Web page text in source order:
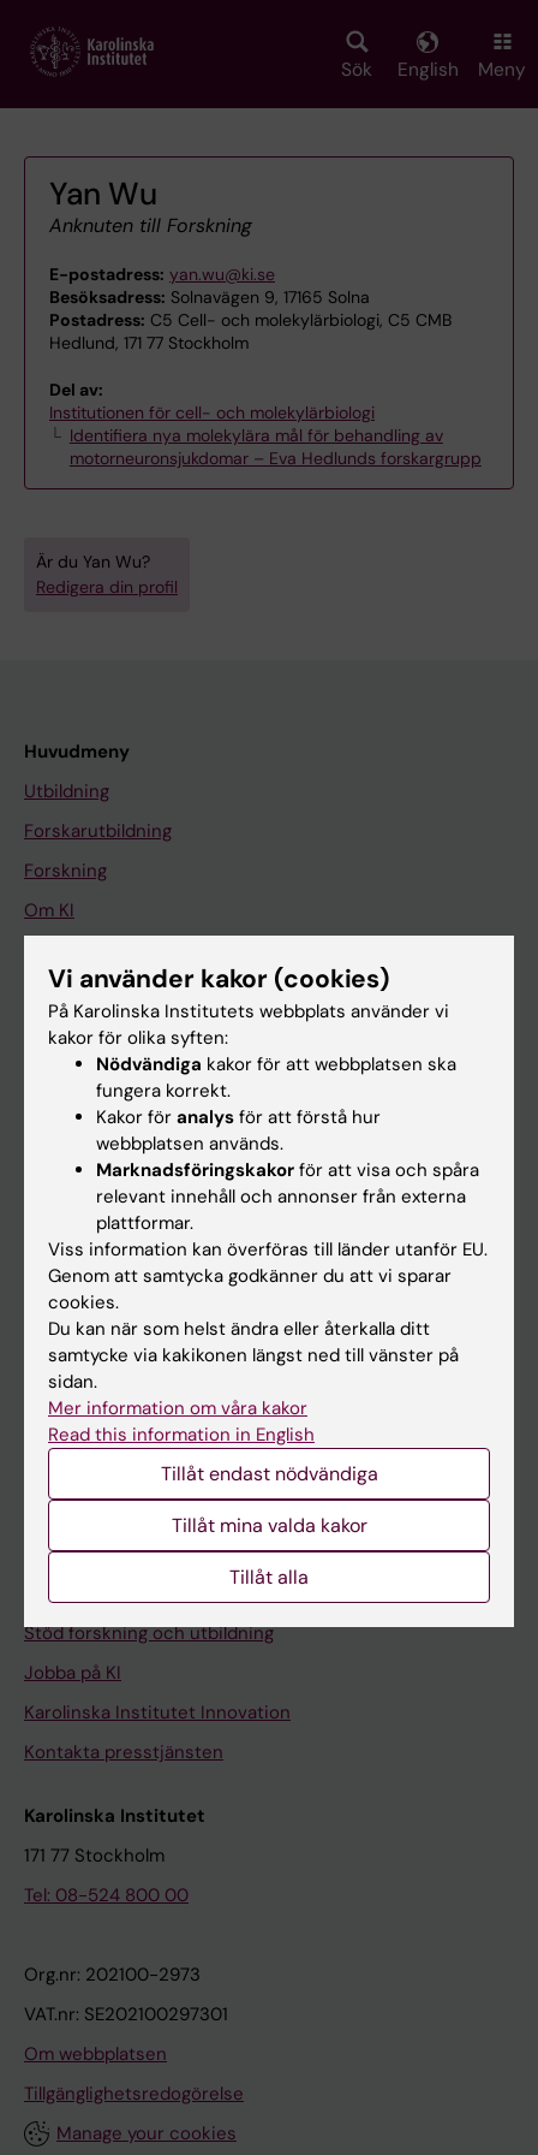
main
Sök English Meny
Yan Wu
Anknuten till Forskning
E-postadress: yan.wu@ki.se
Besöksadress: Solnavägen 9, 17165 Solna
Postadress: C5 Cell- och molekylärbiologi, C5 CMB
Hedlund, 171 77 Stockholm
Del av:
Institutionen för cell- och molekylärbiologi
Identifiera nya molekylära mål för behandling av
motorneuronsjukdomar – Eva Hedlunds forskargrupp
Är du Yan Wu?
Redigera din profil
Huvudmeny
Utbildning
Forskarutbildning
Forskning
Om KI
På gång
Nyheter
Kalender
Schema
Studentmejlen
Kurs- och programwebbar
Student på KI
Medarbetare
Medarbetarportalen
Kontakta och besök KI
Universitetsbiblioteket
Stöd forskning och utbildning
Jobba på KI
Karolinska Institutet Innovation
Kontakta presstjänsten
Karolinska Institutet
171 77 Stockholm
Tel: 08-524 800 00
Org.nr: 202100-2973
VAT.nr: SE202100297301
Om webbplatsen
Tillgänglighetsredogörelse
Manage your cookies
Vi använder kakor (cookies)
På Karolinska Institutets webbplats använder vi
kakor för olika syften:
Nödvändiga kakor för att webbplatsen ska
fungera korrekt.
Kakor för analys för att förstå hur
webbplatsen används.
Marknadsföringskakor för att visa och spåra
relevant innehåll och annonser från externa
plattformar.
Viss information kan överföras till länder utanför EU.
Genom att samtycka godkänner du att vi sparar
cookies.
Du kan när som helst ändra eller återkalla ditt
samtycke via kakikonen längst ned till vänster på
sidan.
Mer information om våra kakor
Read this information in English
Tillåt endast nödvändiga
Tillåt mina valda kakor
Tillåt alla